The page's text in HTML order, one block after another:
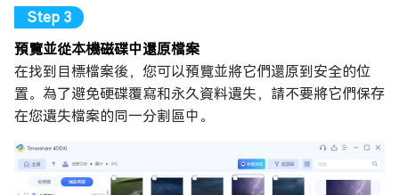
預覽並從本機磁碟中還原檔案
在找到目標檔案後，您可以預覽並將它們還原到安全的位
置。為了避免硬碟覆寫和永久資料遺失，請不要將它們保存
在您遺失檔案的同一分割區中。